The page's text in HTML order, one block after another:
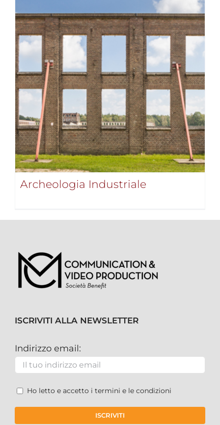
Archeologia Industriale
ISCRIVITI ALLA NEWSLETTER
Indirizzo email:
Ho letto e accetto i termini e le condizioni